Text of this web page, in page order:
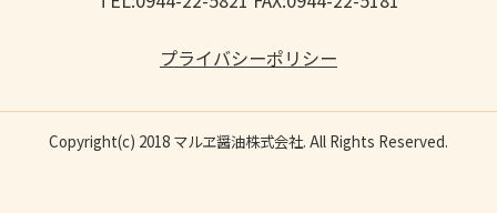
プライバシーポリシー
Copyright(c) 2018 マルヱ醤油株式会社. All Rights Reserved.